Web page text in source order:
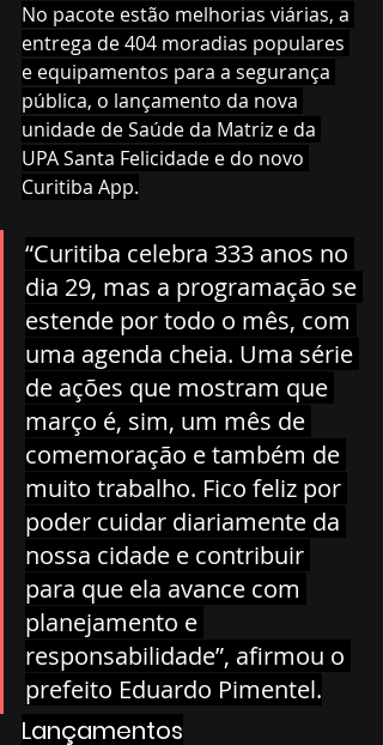
No pacote estão melhorias viárias, a
entrega de 404 moradias populares
e equipamentos para a segurança
pública, o lançamento da nova
unidade de Saúde da Matriz e da
UPA Santa Felicidade e do novo
Curitiba App.
“Curitiba celebra 333 anos no
dia 29, mas a programação se
estende por todo o mês, com
uma agenda cheia. Uma série
de ações que mostram que
março é, sim, um mês de
comemoração e também de
muito trabalho. Fico feliz por
poder cuidar diariamente da
nossa cidade e contribuir
para que ela avance com
planejamento e
responsabilidade”, afirmou o
prefeito Eduardo Pimentel.
Lançamentos